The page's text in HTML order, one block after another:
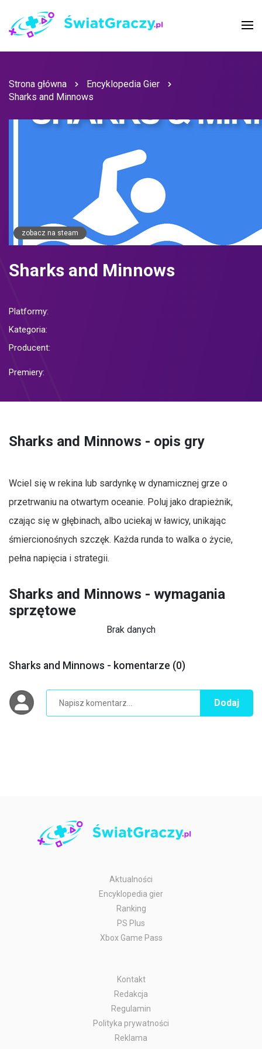
Strona główna
Encyklopedia Gier
Sharks and Minnows
zobacz na steam
Sharks and Minnows
Platformy:
Kategoria:
Producent:
Premiery:
Sharks and Minnows - opis gry
Wciel się w rekina lub sardynkę w dynamicznej grze o
przetrwaniu na otwartym oceanie. Poluj jako drapieżnik,
czając się w głębinach, albo uciekaj w ławicy, unikając
śmiercionośnych szczęk. Każda runda to walka o życie,
pełna napięcia i strategii.
Sharks and Minnows - wymagania
sprzętowe
Brak danych
Sharks and Minnows - komentarze (0)
Dodaj
Aktualności
Encyklopedia gier
Ranking
PS Plus
Xbox Game Pass
Kontakt
Redakcja
Regulamin
Polityka prywatności
Reklama